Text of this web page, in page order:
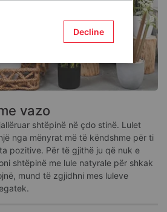
vazo
shtëpinë në çdo stinë. Lulet
nga mënyrat më të këndshme për ti
pozitive. Për të gjithë ju që nuk e
shtëpinë me lule natyrale për shkak
mund të zgjidhni mes luleve
Decline